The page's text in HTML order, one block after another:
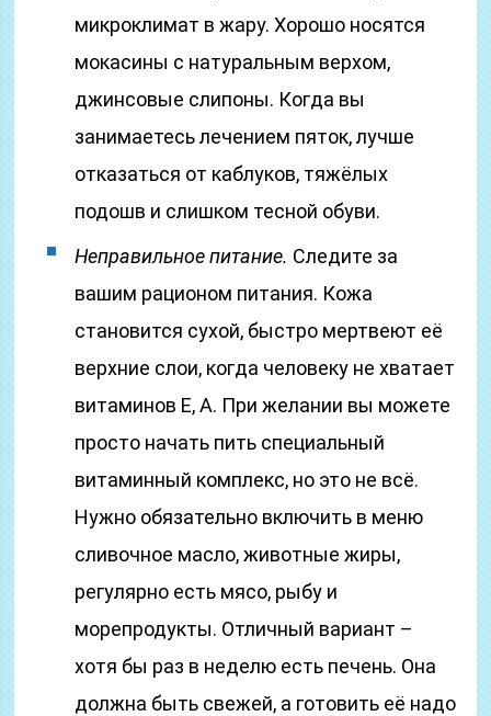
микроклимат в жару. Хорошо носятся
мокасины с натуральным верхом,
джинсовые слипоны. Когда вы
занимаетесь лечением пяток, лучше
отказаться от каблуков, тяжёлых
подошв и слишком тесной обуви.
Неправильное питание. Следите за
вашим рационом питания. Кожа
становится сухой, быстро мертвеют её
верхние слои, когда человеку не хватает
витаминов E, A. При желании вы можете
просто начать пить специальный
витаминный комплекс, но это не всё.
Нужно обязательно включить в меню
сливочное масло, животные жиры,
регулярно есть мясо, рыбу и
морепродукты. Отличный вариант –
хотя бы раз в неделю есть печень. Она
должна быть свежей, а готовить её надо